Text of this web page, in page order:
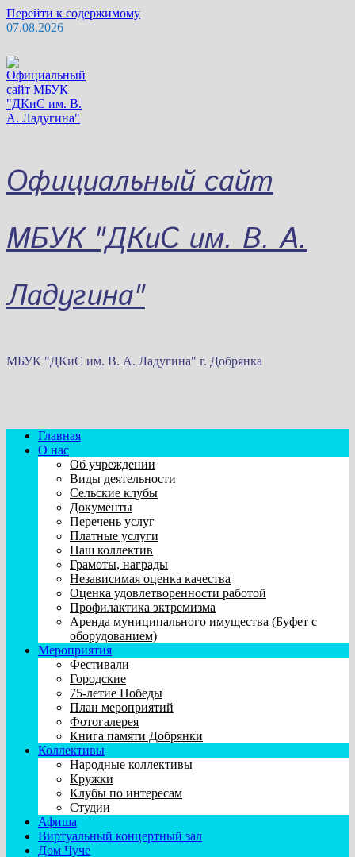
Перейти к содержимому
07.08.2026
Официальный сайт
МБУК "ДКиС им. В. А.
Ладугина"
МБУК "ДКиС им. В. А. Ладугина" г. Добрянка
Главная
О нас
Об учреждении
Виды деятельности
Сельские клубы
Документы
Перечень услуг
Платные услуги
Наш коллектив
Грамоты, награды
Независимая оценка качества
Оценка удовлетворенности работой
Профилактика эктремизма
Аренда муниципального имущества (Буфет с
оборудованием)
Мероприятия
Фестивали
Городские
75-летие Победы
План мероприятий
Фотогалерея
Книга памяти Добрянки
Коллективы
Народные коллективы
Кружки
Клубы по интересам
Студии
Афиша
Виртуальный концертный зал
Дом Чуче